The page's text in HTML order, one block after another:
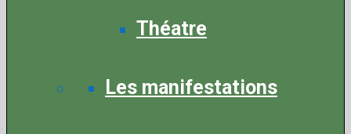
Théatre
Les manifestations